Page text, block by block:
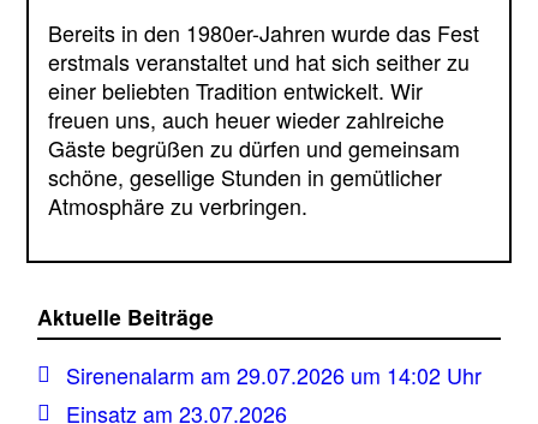
Bereits in den 1980er-Jahren wurde das Fest
erstmals veranstaltet und hat sich seither zu
einer beliebten Tradition entwickelt. Wir
freuen uns, auch heuer wieder zahlreiche
Gäste begrüßen zu dürfen und gemeinsam
schöne, gesellige Stunden in gemütlicher
Atmosphäre zu verbringen.
Aktuelle Beiträge
Sirenenalarm am 29.07.2026 um 14:02 Uhr
Einsatz am 23.07.2026